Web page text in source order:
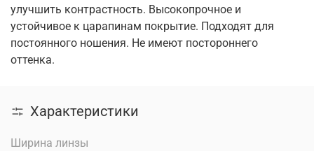
улучшить контрастность. Высокопрочное и
устойчивое к царапинам покрытие. Подходят для
постоянного ношения. Не имеют постороннего
оттенка.
Характеристики
Ширина линзы